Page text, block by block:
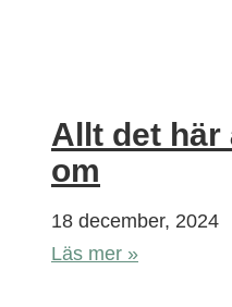
Allt det här
om
18 december, 2024
Läs mer »